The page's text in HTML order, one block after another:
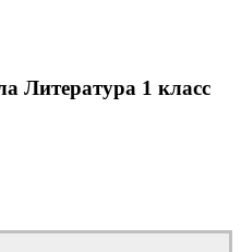
Литература 1 класс